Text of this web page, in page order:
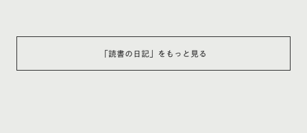
「読書の日記 」をもっと見る